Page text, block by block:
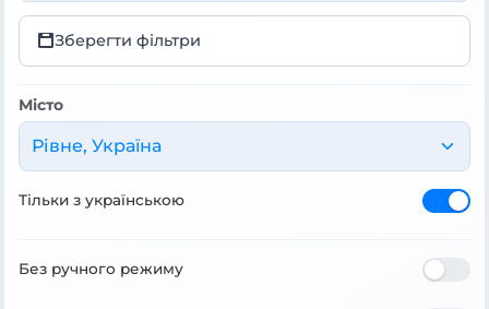
Зберегти фільтри
Місто
Рівне, Україна
Тільки з українською
Без ручного режиму